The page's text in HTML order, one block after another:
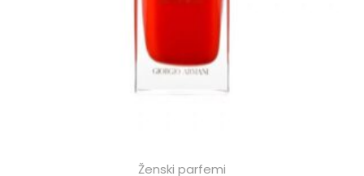
Ženski parfemi